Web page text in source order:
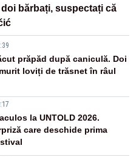
bărbați, suspectați că
prăpăd după caniculă. Doi
loviți de trăsnet în râul
la UNTOLD 2026.
care deschide prima